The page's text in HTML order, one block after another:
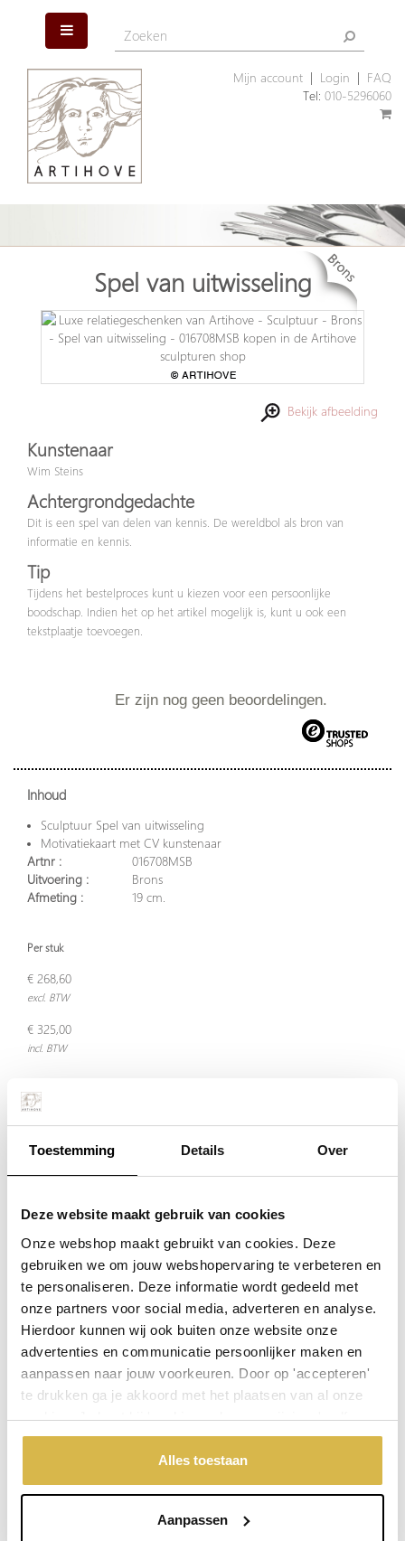
Toestemming Details Over
Deze website maakt gebruik van cookies
Onze webshop maakt gebruikt van cookies. Deze
gebruiken we om jouw webshopervaring te verbeteren en
te personaliseren. Deze informatie wordt gedeeld met
onze partners voor social media, adverteren en analyse.
Hierdoor kunnen wij ook buiten onze website onze
advertenties en communicatie persoonlijker maken en
aanpassen naar jouw voorkeuren. Door op 'accepteren'
te drukken ga je akkoord met het plaatsen van al onze
cookies. Je kunt bij 'cookievoorkeuren wijzigen' zelf
aangeven welke cookies jouw akkoord krijgen. En door te
'weigeren' worden alleen de functionele cookies
geplaatst. Bekijk onze cookieverklaring voor meer
Alles toestaan
Aanpassen
Mijn account| Login
FAQ
Tel: 010-5296060
Spel van uitwisseling
Bekijk afbeelding
Kunstenaar
Wim Steins
Achtergrondgedachte
Dit is een spel van delen van kennis. De wereldbol als bron van
informatie en kennis.
Tip
Tijdens het bestelproces kunt u kiezen voor een persoonlijke
boodschap. Indien het op het artikel mogelijk is, kunt u ook een
tekstplaatje toevoegen.
Er zijn nog geen beoordelingen.
Inhoud
Sculptuur Spel van uitwisseling
Motivatiekaart met CV kunstenaar
Artnr :
016708MSB
Uitvoering :
Brons
Afmeting :
19 cm.
Per stuk
€ 268,60
excl. BTW
€ 325,00
incl. BTW
De aangegeven prijs is incl.Verzendkosten.
Garantie: 1 jaar
Niet goed, geld terug
Stel een vraag over dit product
Uw naam
Emailadres